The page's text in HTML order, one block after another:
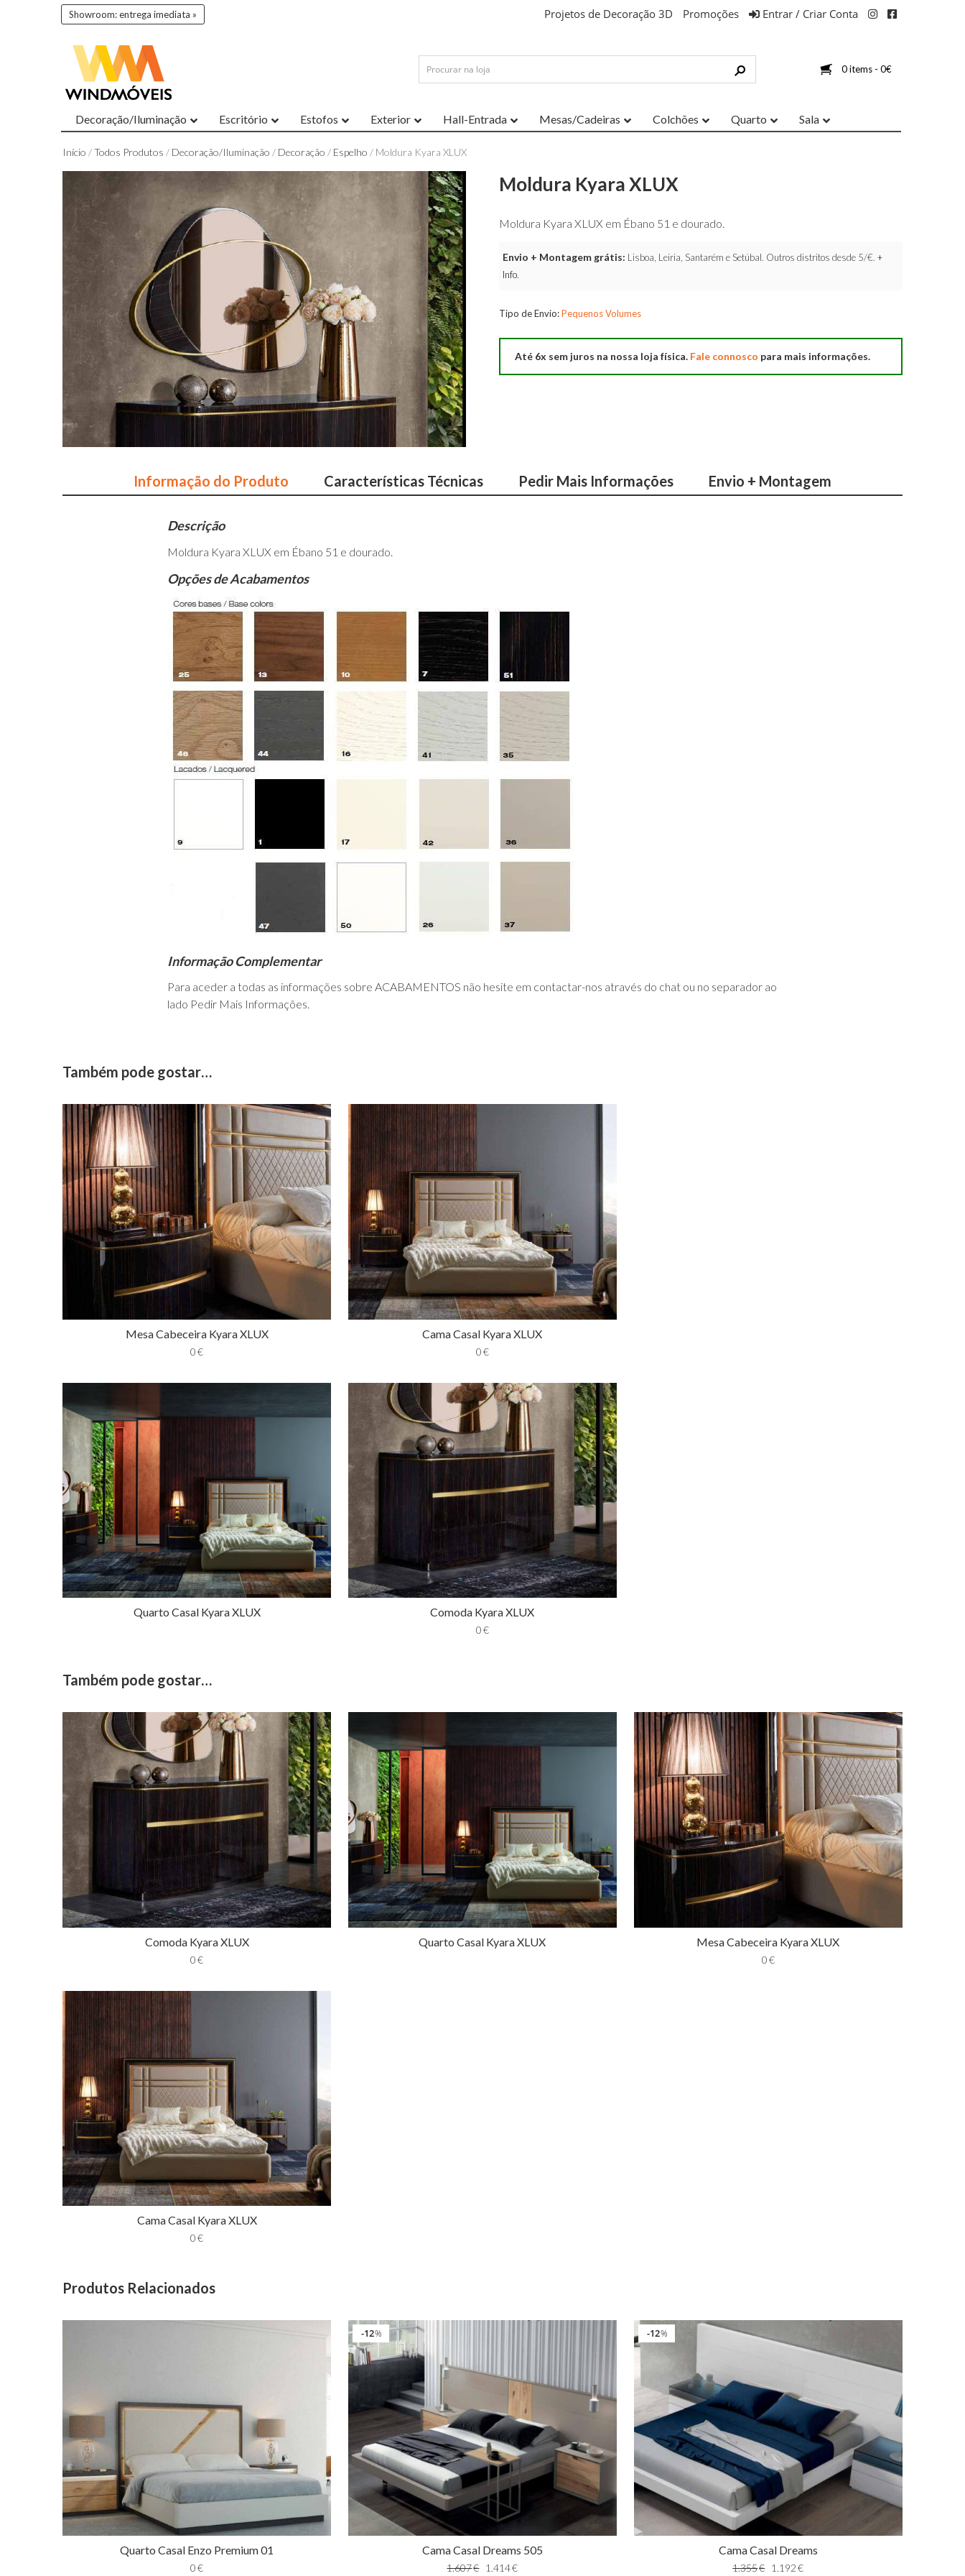
Showroom: entrega imediata » Projetos de Decoração 3D Promoções Entrar / Criar Conta
0 items - 0€
Decoração/Iluminação Escritório Estofos Exterior Hall-Entrada Mesas/Cadeiras Colchões Quarto Sala
Início /Todos Produtos / Decoração/Iluminação / Decoração / Espelho / Moldura Kyara XLUX
Moldura Kyara XLUX
Moldura Kyara XLUX em Ébano 51 e dourado.
Envio + Montagem grátis: Lisboa, Leiria, Santarém e Setúbal. Outros distritos desde 5/€.+
Info.
Tipo de Envio:Pequenos Volumes
Até 6x sem juros na nossa loja física. Fale connosco para mais informações.
Informação do Produto Características Técnicas Pedir Mais Informações Envio + Montagem
Descrição
Moldura Kyara XLUX em Ébano 51 e dourado.
Opções de Acabamentos
Informação Complementar
Para aceder a todas as informações sobre ACABAMENTOS não hesite em contactar-nos através do chat ou no separador ao
lado Pedir Mais Informações.
Também pode gostar…
Mesa Cabeceira Kyara XLUX
0€
Cama Casal Kyara XLUX
0€
Quarto Casal Kyara XLUX Comoda Kyara XLUX
0€
Também pode gostar…
Comoda Kyara XLUX
0€
Quarto Casal Kyara XLUX Mesa Cabeceira Kyara XLUX
0€
Cama Casal Kyara XLUX
0€
Produtos Relacionados
Quarto Casal Enzo Premium 01
0€
%
12
Cama Casal Dreams 505
1.607€ 1.414€
%
12
Cama Casal Dreams
1.355€ 1.192€